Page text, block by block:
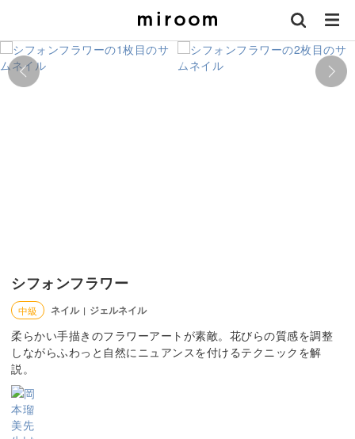
シフォンフラワー
中級 ネイル | ジェルネイル
柔らかい手描きのフラワーアートが素敵。花びらの質感を調整
しながらふわっと自然にニュアンスを付けるテクニックを解
説。